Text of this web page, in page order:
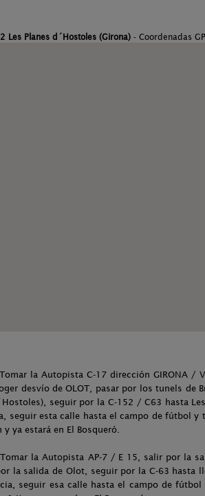
Les Planes d´Hostoles (Girona) - Coordenadas
la Autopista C-17 dirección GIRONA /
desvío de OLOT, pasar por los tunels de
seguir por la C-152 / C63 hasta
seguir esta calle hasta el campo de fútbol
ya estará en El Bosqueró.
la Autopista AP-7 / E 15, salir por la
la salida de Olot, seguir por la C-63 hasta
seguir esa calle hasta el campo de